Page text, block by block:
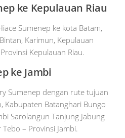
ke Kepulauan Riau
Sumenep ke kota Batam,
Karimun, Kepulauan
Kepulauan Riau.
ke Jambi
Sumenep dengan rute tujuan
Kabupaten Batanghari Bungo
Sarolangun Tanjung Jabung
– Provinsi Jambi.